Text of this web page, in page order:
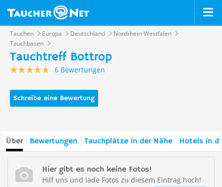
Tauchen Europa Deutschland
Nordrhein-Westfalen
Tauchbasen
Tauchtreff Bottrop
6 Bewertungen
Schreibe eine Bewertung
Über Bewertungen Tauchplätze in der Nähe Hotels in
Hier gibt es noch keine Fotos!
Hilf uns und lade Fotos zu diesem Eintrag hoch!